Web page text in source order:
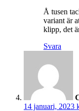
Å tusen
variant är
klipp, det
Svara
14 januari, 2023